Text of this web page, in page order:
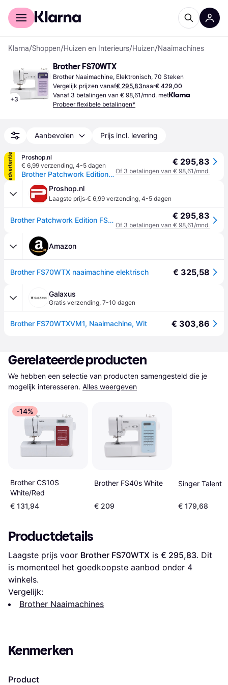
Voor shoppers
Klarna/Shoppen/Huizen en Interieurs/Huizen/Naaimachines
+3
Brother FS70WTX
Brother Naaimachine, Elektronisch, 70 Steken
Vergelijk prijzen vanaf€ 295,83naar€ 429,00
Vanaf 3 betalingen van € 98,61/mnd. met
Probeer flexibele betalingen*
Aanbevolen Prijs incl. levering
advertentie
Proshop.nl
€ 6,99 verzending, 4-5 dagen
Brother Patchwork Edition FS70WTx
€ 295,83
Of 3 betalingen van € 98,61/mnd.
Proshop.nl
Laagste prijs·€ 6,99 verzending, 4-5 dagen
Brother Patchwork Edition FS70WTx € 295,83
Of 3 betalingen van € 98,61/mnd.
Amazon
Brother FS70WTX naaimachine elektrisch € 325,58
Galaxus
Gratis verzending, 7-10 dagen
Brother FS70WTXVM1, Naaimachine, Wit € 303,86
Gerelateerde producten
We hebben een selectie van producten samengesteld die je
mogelijk interesseren. Alles weergeven
-14%
Brother CS10S
White/Red
€ 131,94
Brother FS40s White
€ 209
Singer Talent
€ 179,68
Productdetails
Laagste prijs voor Brother FS70WTX is € 295,83. Dit
is momenteel het goedkoopste aanbod onder 4
winkels.
Vergelijk:
Brother Naaimachines
Kenmerken
Product